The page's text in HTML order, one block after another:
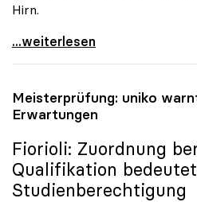
Hirn.
Hochschulpolitik in
...weiterlesen
Meisterprüfung: uniko
Erwartungen
Fiorioli: Zuordnung
Qualifikation
Studienberechtigung